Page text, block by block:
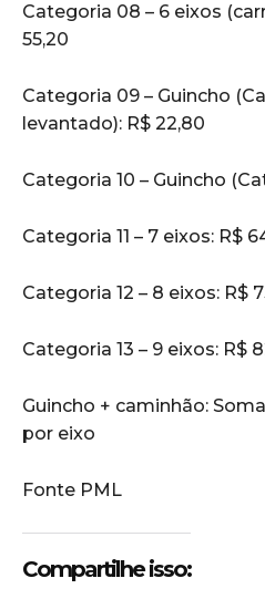
Categoria 08 – 6 eixos
55,20
Categoria 09 – Guincho
levantado): R$ 22,80
Categoria 10 – Guincho
Categoria 11 – 7 eixos: R$
Categoria 12 – 8 eixos: R$
Categoria 13 – 9 eixos: R$
Guincho + caminhão:
por eixo
Fonte PML
Compartilhe isso: